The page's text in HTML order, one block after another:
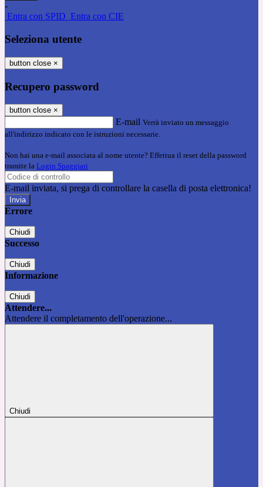
-
Entra con SPID Entra con CIE
Seleziona utente
button close ×
Recupero password
button close ×
E-mail Verrà inviato un messaggio
all'indirizzo indicato con le istruzioni necessarie.
Non hai una e-mail associata al nome utente? Effettua il reset della password
tramite la Login Spaggiari
E-mail inviata, si prega di controllare la casella di posta elettronica!
Errore
Chiudi
Successo
Chiudi
Informazione
Chiudi
Attendere...
Attendere il completamento dell'operazione...
Chiudi